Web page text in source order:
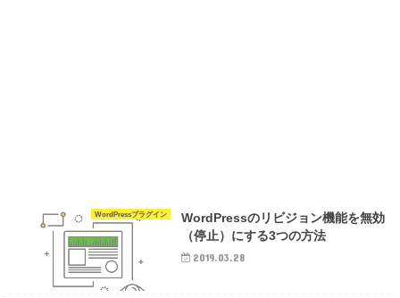
WordPressプラグイン
WordPressのリビジョン機能を無効
（停止）にする3つの方法
2019.03.28